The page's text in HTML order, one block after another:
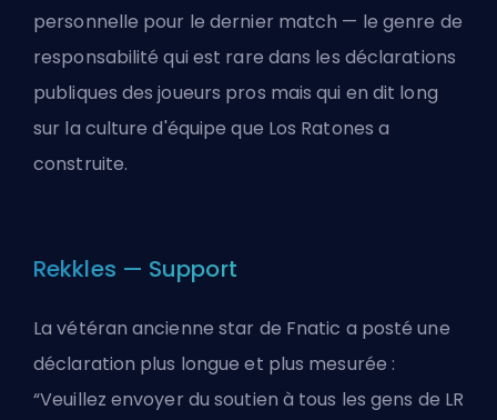
personnelle pour le dernier match — le genre de
responsabilité qui est rare dans les déclarations
publiques des joueurs pros mais qui en dit long
sur la culture d'équipe que Los Ratones a
construite.
Rekkles — Support
La vétéran ancienne star de Fnatic a posté une
déclaration plus longue et plus mesurée :
“Veuillez envoyer du soutien à tous les gens de LR